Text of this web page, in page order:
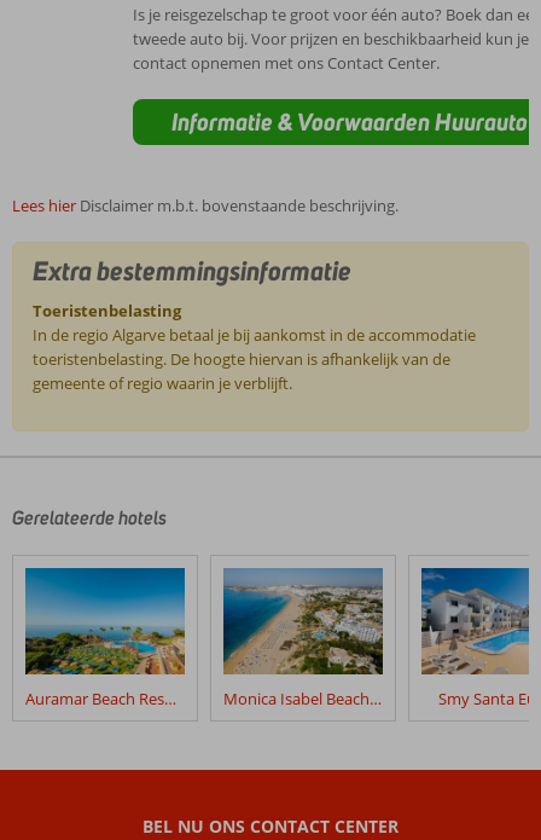
Is je reisgezelschap te groot voor één auto? Boek dan
tweede auto bij. Voor prijzen en beschikbaarheid kun je
contact opnemen met ons Contact Center.
Informatie & Voorwaarden Huurauto
Lees hier Disclaimer m.b.t. bovenstaande beschrijving.
Extra bestemmingsinformatie
Toeristenbelasting
In de regio Algarve betaal je bij aankomst in de accommodatie
toeristenbelasting. De hoogte hiervan is afhankelijk van de
gemeente of regio waarin je verblijft.
door
klanten
geschreven
na
hun
verblijf
Fly
Gerelateerde hotels
Auramar Beach Resort Monica Isabel Beach Club Smy Santa
BEL NU ONS CONTACT CENTER